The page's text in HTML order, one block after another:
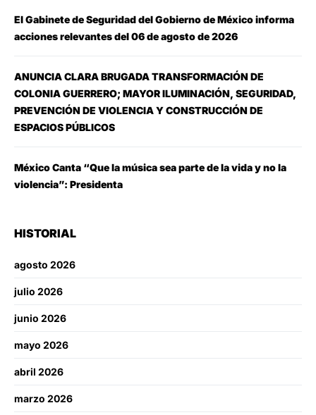
El Gabinete de Seguridad del Gobierno de México informa
acciones relevantes del 06 de agosto de 2026
ANUNCIA CLARA BRUGADA TRANSFORMACIÓN DE
COLONIA GUERRERO; MAYOR ILUMINACIÓN, SEGURIDAD,
PREVENCIÓN DE VIOLENCIA Y CONSTRUCCIÓN DE
ESPACIOS PÚBLICOS
México Canta “Que la música sea parte de la vida y no la
violencia”: Presidenta
HISTORIAL
agosto 2026
julio 2026
junio 2026
mayo 2026
abril 2026
marzo 2026